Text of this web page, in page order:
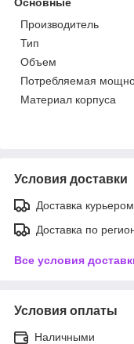
Производитель
Тип
Объем
Потребляемая
Материал корпуса
Условия доставки
Доставка
Доставка по
Все условия
Условия оплаты
Наличными